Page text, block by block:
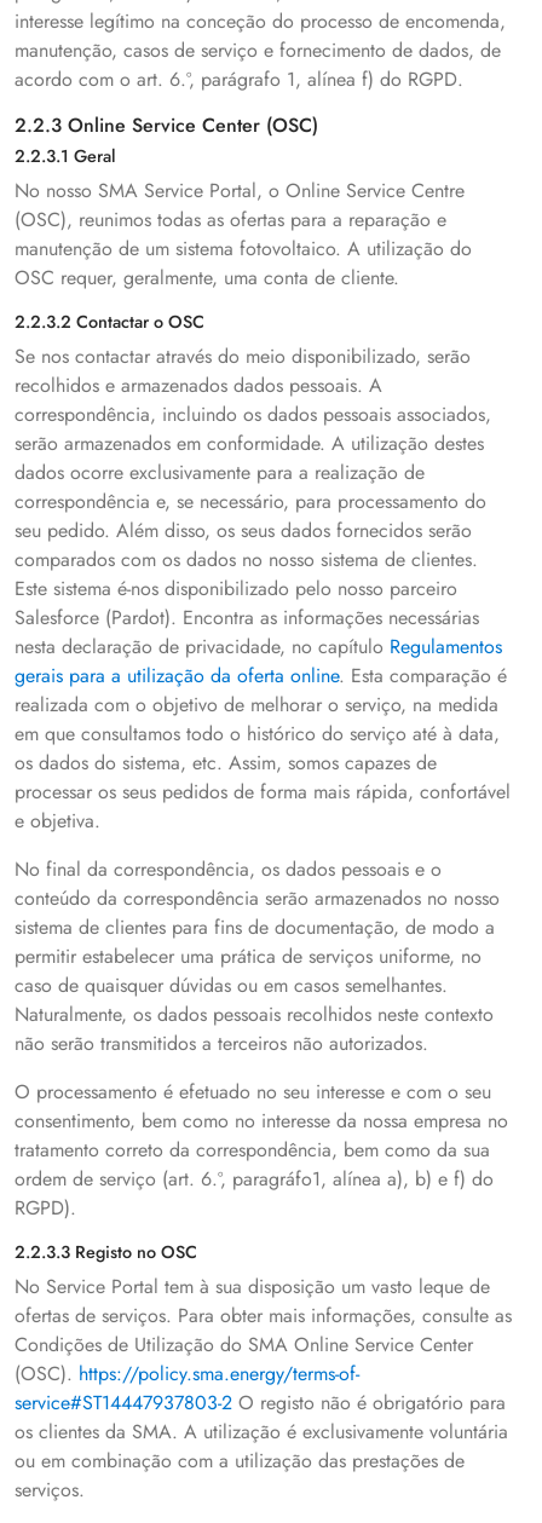
interesse legítimo na conceção do processo de encomenda,
manutenção, casos de serviço e fornecimento de dados, de
acordo com o art. 6.º, parágrafo 1, alínea f) do RGPD.
2.2.3 Online Service Center (OSC)
2.2.3.1 Geral
No nosso SMA Service Portal, o Online Service Centre
(OSC), reunimos todas as ofertas para a reparação e
manutenção de um sistema fotovoltaico. A utilização do
OSC requer, geralmente, uma conta de cliente.
2.2.3.2 Contactar o OSC
Se nos contactar através do meio disponibilizado, serão
recolhidos e armazenados dados pessoais. A
correspondência, incluindo os dados pessoais associados,
serão armazenados em conformidade. A utilização destes
dados ocorre exclusivamente para a realização de
correspondência e, se necessário, para processamento do
seu pedido. Além disso, os seus dados fornecidos serão
comparados com os dados no nosso sistema de clientes.
Este sistema é-nos disponibilizado pelo nosso parceiro
Salesforce (Pardot). Encontra as informações necessárias
nesta declaração de privacidade, no capítulo Regulamentos
gerais para a utilização da oferta online. Esta comparação é
realizada com o objetivo de melhorar o serviço, na medida
em que consultamos todo o histórico do serviço até à data,
os dados do sistema, etc. Assim, somos capazes de
processar os seus pedidos de forma mais rápida, confortável
e objetiva.
No final da correspondência, os dados pessoais e o
conteúdo da correspondência serão armazenados no nosso
sistema de clientes para fins de documentação, de modo a
permitir estabelecer uma prática de serviços uniforme, no
caso de quaisquer dúvidas ou em casos semelhantes.
Naturalmente, os dados pessoais recolhidos neste contexto
não serão transmitidos a terceiros não autorizados.
O processamento é efetuado no seu interesse e com o seu
consentimento, bem como no interesse da nossa empresa no
tratamento correto da correspondência, bem como da sua
ordem de serviço (art. 6.º, paragráfo1, alínea a), b) e f) do
RGPD).
2.2.3.3 Registo no OSC
No Service Portal tem à sua disposição um vasto leque de
ofertas de serviços. Para obter mais informações, consulte as
Condições de Utilização do SMA Online Service Center
(OSC). https://policy.sma.energy/terms-of-
service#ST14447937803-2 O registo não é obrigatório para
os clientes da SMA. A utilização é exclusivamente voluntária
ou em combinação com a utilização das prestações de
serviços.